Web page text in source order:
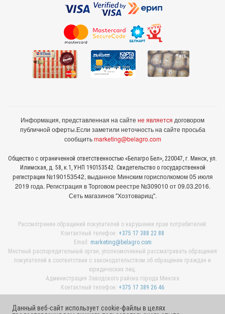
Информация, представленная на сайте не является договором
публичной оферты.Если заметили неточность на сайте просьба
сообщитьmarketing@belagro.com
Общество с ограниченной ответственностью «Белагро Бел», 220047, г. Минск, ул.
Илимская, д. 58, к.1, УНП 190153542. Свидетельство о государственной
регистрации №190153542, выданное Минcким горисполкомом 05 июля
2019 года. Регистрация в Торговом реестре №309010 от 09.03.2016.
Сеть магазинов "Хозтоварищ".
Рассмотрение обращений покупателей о нарушении прав потребителей:
Контактный телефон: +375 17 388 22 88
Email: marketing@belagro.com
Местный распорядительный орган, уполномоченный рассматривать обращения
покупателей в соответствии с законодательством об обращении граждан и
юридических лиц:
Администрация Заводского района города Минска
Контактный телефон: +375 17 389 26 46
Данный веб-сайт использует cookie-файлы в целях